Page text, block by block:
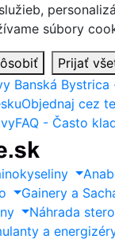
súbory
Prijať
Banská Bystrica
Objednaj cez
FAQ - Často
Gainery a
Náhrada
a